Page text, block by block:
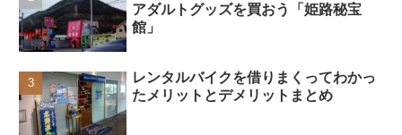
アダルトグッズを買おう「姫路秘宝
館」
レンタルバイクを借りまくってわかっ
たメリットとデメリットまとめ